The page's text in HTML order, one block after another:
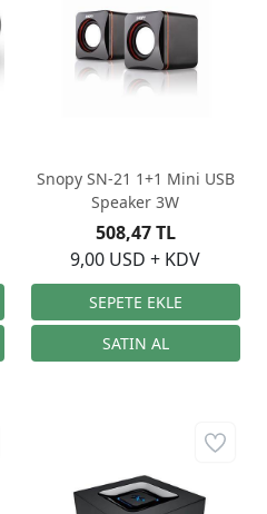
Snopy SN-21 1+1 Mini USB
Speaker 3W
9,00 USD + KDV
508,47 TL